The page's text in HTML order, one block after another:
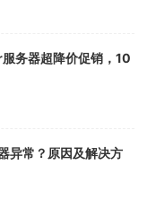
务器超降价促销，10
异常？原因及解决方